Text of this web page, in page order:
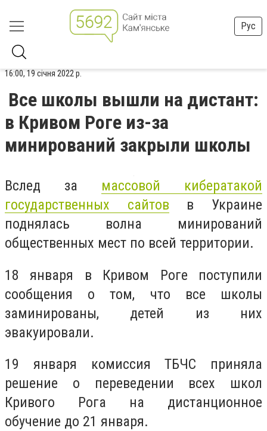
Рус
16:00, 19 січня 2022 р.
Все школы вышли на дистант:
в Кривом Роге из-за
минирований закрыли школы
Вслед за массовой кибератакой
государственных сайтов в Украине
поднялась волна минирований
общественных мест по всей территории.
18 января в Кривом Роге поступили
сообщения о том, что все школы
заминированы, детей из них
эвакуировали.
19 января комиссия ТБЧС приняла
решение о переведении всех школ
Кривого Рога на дистанционное
обучение до 21 января.